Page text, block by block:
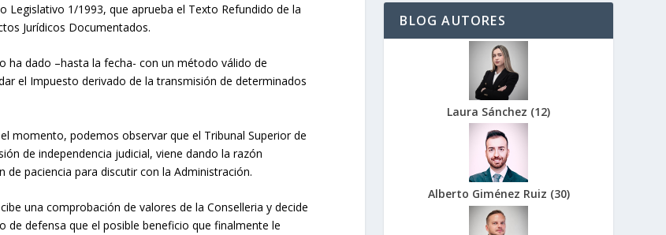
Legislativo 1/1993, que aprueba el Texto Refundido de la
Jurídicos Documentados.
ha dado –hasta la fecha- con un método válido de
el Impuesto derivado de la transmisión de determinados
momento, podemos observar que el Tribunal Superior de
de independencia judicial, viene dando la razón
paciencia para discutir con la Administración.
una comprobación de valores de la Conselleria y decide
de defensa que el posible beneficio que finalmente le
BLOG AUTORES
Laura Sánchez (12)
Alberto Giménez Ruiz (30)